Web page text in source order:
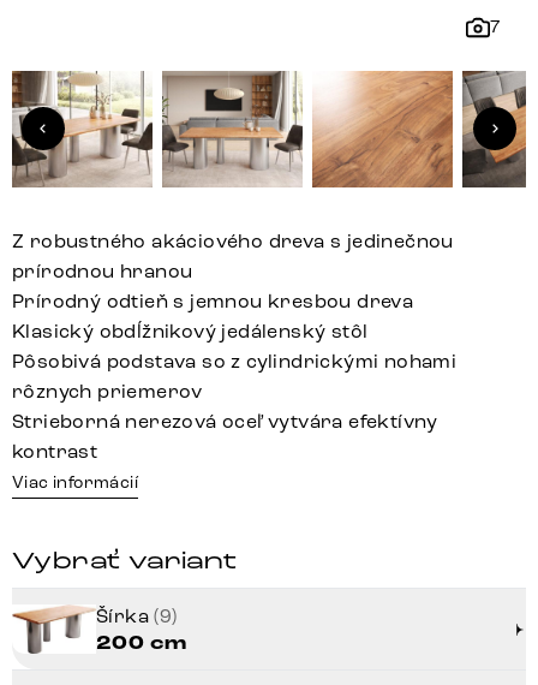
7
Z robustného akáciového dreva s jedinečnou
prírodnou hranou
Prírodný odtieň s jemnou kresbou dreva
Klasický obdĺžnikový jedálenský stôl
Pôsobivá podstava so z cylindrickými nohami
rôznych priemerov
Strieborná nerezová oceľ vytvára efektívny
kontrast
Viac informácií
Vybrať variant
Šírka(9)
200 cm